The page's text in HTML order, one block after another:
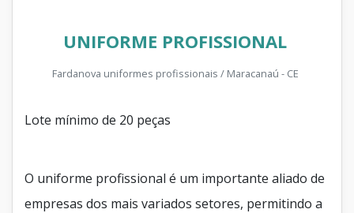
UNIFORME PROFISSIONAL
Fardanova uniformes profissionais / Maracanaú - CE
Lote mínimo de 20 peças
O uniforme profissional é um importante aliado de
empresas dos mais variados setores, permitindo a